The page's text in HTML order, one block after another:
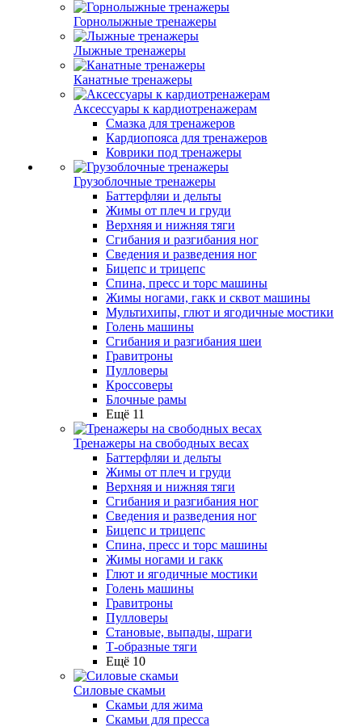
Горнолыжные тренажеры
Лыжные тренажеры
Канатные тренажеры
Аксессуары к кардиотренажерам
Смазка для тренажеров
Кардиопояса для тренажеров
Коврики под тренажеры
Грузоблочные тренажеры
Баттерфляи и дельты
Жимы от плеч и груди
Верхняя и нижняя тяги
Сгибания и разгибания ног
Сведения и разведения ног
Бицепс и трицепс
Спина, пресс и торс машины
Жимы ногами, гакк и сквот машины
Мультихипы, глют и ягодичные мостики
Голень машины
Сгибания и разгибания шеи
Гравитроны
Пулловеры
Кроссоверы
Блочные рамы
Ещё 11
Тренажеры на свободных весах
Баттерфляи и дельты
Жимы от плеч и груди
Верхняя и нижняя тяги
Сгибания и разгибания ног
Сведения и разведения ног
Бицепс и трицепс
Спина, пресс и торс машины
Жимы ногами и гакк
Глют и ягодичные мостики
Голень машины
Гравитроны
Пулловеры
Становые, выпады, шраги
Т-образные тяги
Ещё 10
Силовые скамьи
Скамьи для жима
Скамьи для пресса